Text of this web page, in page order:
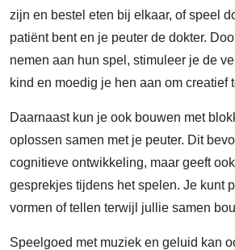
zijn en bestel eten bij elkaar, of speel
patiënt bent en je peuter de dokter.
nemen aan hun spel, stimuleer je de
kind en moedig je hen aan om creatief
Daarnaast kun je ook bouwen met
oplossen samen met je peuter. Dit
cognitieve ontwikkeling, maar geeft
gesprekjes tijdens het spelen. Je kunt
vormen of tellen terwijl jullie samen
Speelgoed met muziek en geluid kan